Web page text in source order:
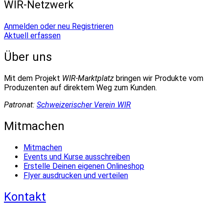
WIR-Netzwerk
Anmelden oder neu Registrieren
Aktuell erfassen
Über uns
Mit dem Projekt WIR-Marktplatz bringen wir Produkte vom
Produzenten auf direktem Weg zum Kunden.
Patronat: Schweizerischer Verein WIR
Mitmachen
Mitmachen
Events und Kurse ausschreiben
Erstelle Deinen eigenen Onlineshop
Flyer ausdrucken und verteilen
Kontakt